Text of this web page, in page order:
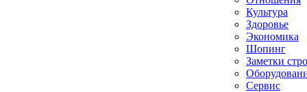
Культура
Здоровье
Экономика
Шопинг
Заметки
Сервис